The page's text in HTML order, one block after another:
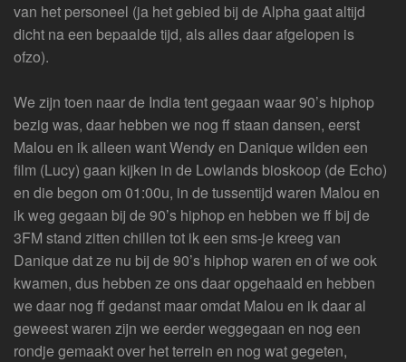
van het personeel (ja het gebied bij de Alpha gaat altijd
dicht na een bepaalde tijd, als alles daar afgelopen is
ofzo).
We zijn toen naar de India tent gegaan waar 90’s hiphop
bezig was, daar hebben we nog ff staan dansen, eerst
Malou en ik alleen want Wendy en Danique wilden een
film (Lucy) gaan kijken in de Lowlands bioskoop (de Echo)
en die begon om 01:00u, in de tussentijd waren Malou en
ik weg gegaan bij de 90’s hiphop en hebben we ff bij de
3FM stand zitten chillen tot ik een sms-je kreeg van
Danique dat ze nu bij de 90’s hiphop waren en of we ook
kwamen, dus hebben ze ons daar opgehaald en hebben
we daar nog ff gedanst maar omdat Malou en ik daar al
geweest waren zijn we eerder weggegaan en nog een
rondje gemaakt over het terrein en nog wat gegeten,